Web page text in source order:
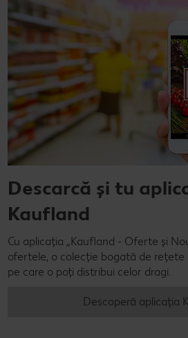
Descarcă și tu
Kaufland
Cu aplicația „Kaufland - Oferte și
ofertele, o colecție bogată de rețete
pe care o poți distribui celor dragi.
Descoperă aplicația